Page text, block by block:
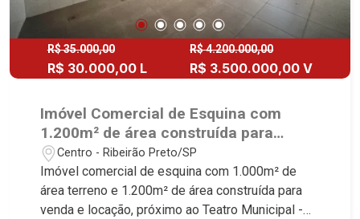
R$ 35.000,00
R$ 30.000,00 L
R$ 4.200.000,00
R$ 3.500.000,00 V
Imóvel Comercial de Esquina com
1.200m² de área construída para
venda e locação, próximo ao Teatro
Municipal - Ribeirão Preto/SP.
Centro - Ribeirão Preto/SP
Imóvel comercial de esquina com 1.000m² de
área terreno e 1.200m² de área construída para
venda e locação, próximo ao Teatro Municipal -